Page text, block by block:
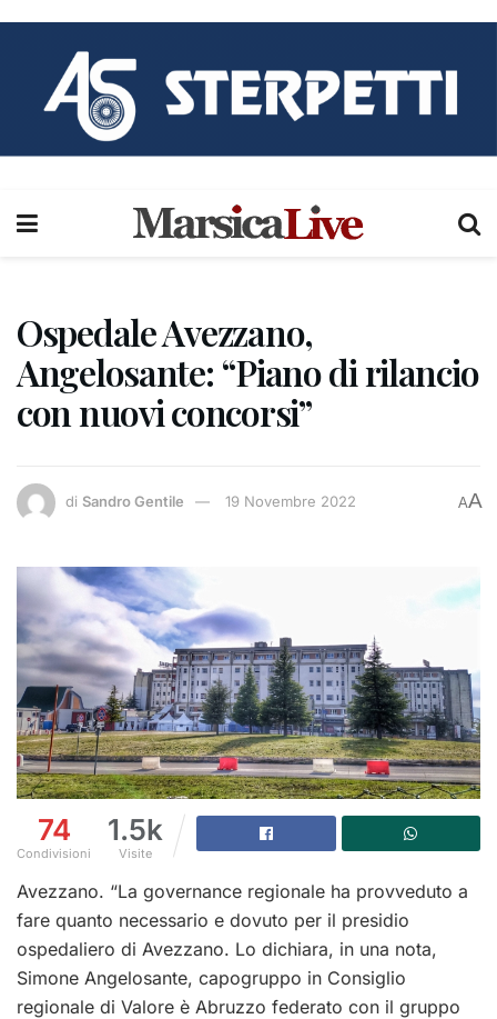
Ospedale Avezzano,
Angelosante: “Piano di rilancio
con nuovi concorsi”
di Sandro Gentile 19 Novembre 2022 AA
74
Condivisioni
1.5k
Visite
Avezzano. “La governance regionale ha provveduto a
fare quanto necessario e dovuto per il presidio
ospedaliero di Avezzano. Lo dichiara, in una nota,
Simone Angelosante, capogruppo in Consiglio
regionale di Valore è Abruzzo federato con il gruppo